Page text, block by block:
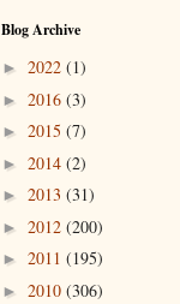
Blog Archive
► 2022 (1)
► 2016 (3)
► 2015 (7)
► 2014 (2)
► 2013 (31)
► 2012 (200)
► 2011 (195)
► 2010 (306)